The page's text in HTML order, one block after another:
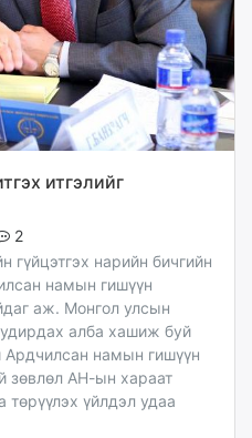
итгэлийг
2
гүйцэтгэх нарийн бичгийн
намын гишүүн
аж. Монгол улсын
алба хашиж буй
намын гишүүн
зөвлөл АН-ын хараат
төрүүлэх үйлдэл удаа